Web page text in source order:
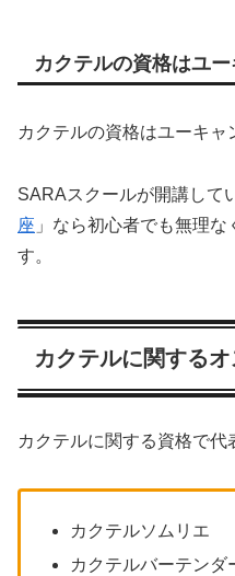
カクテルの資格はユ
カクテルの資格はユーキャ
SARAスクールが開講して
座 」なら初心者でも無理
す。
カクテルに関する
カクテルに関する資格で代
カクテルソムリエ
カクテルバーテンダ